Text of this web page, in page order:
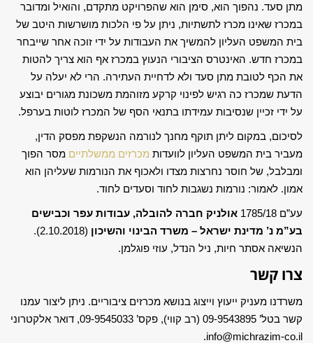
מתן סעד. נהפוך הוא, סימן הוא שהפרויקט מתקדם, והואיל ומדובר
במכרז שאינו מכרז לתשתיות, ניתן על פי הלכות מושרשות היטב של
בית המשפט העליון להמשיך את העבודות על ידי זוכה אחר שייבחר
במכרז חדש. האינטרס הציבורי הנעוץ במכרז אף הוא צריך להטות
את הכף לטובת מתן סעד ולא לדחיית העתירה. הרי לא יעלה על
הדעת שמכרז כה רגיש לפינוי קרקע מזוהמת משכונת מגורים יבוצע
על ידי זכיין שנסיבות עמידתו בתנאי הסף של המכרז לוטות בערפל.
לסיכום, במקום ליתן תוקף מחנך לנורמה הנשקפת מפסק הדין,
מעביר בית המשפט העליון לוועדות מכרזים ממשלתיים מסר הפוך
ומבלבל, של חוסר נחרצות מצדו ולאכוף את הנורמות שעליהן הוא
אמון. לאמור: נורמות נשגבות לחוד וסעדים לחוד.
עע”ם 1785/18
אולניק חברה להובלה, עבודות עפר וכבישים
בע”מ נ’ מדינת ישראל – משרד הבינוי והשיכון
(2.10.2018).
הנשיאה אסתר חיות, ניל הנדל, עוזי פוגלמן.
צרו קשר
משרדנו מעניק ייעוץ וייצוג בנושא מכרזים ציבוריים. ניתן ליצור עמנו
קשר בטל’ 09-9543895 (רב קווי), פקס’ 09-9545033, דואר אלקטרוני
info@michrazim-co.il.